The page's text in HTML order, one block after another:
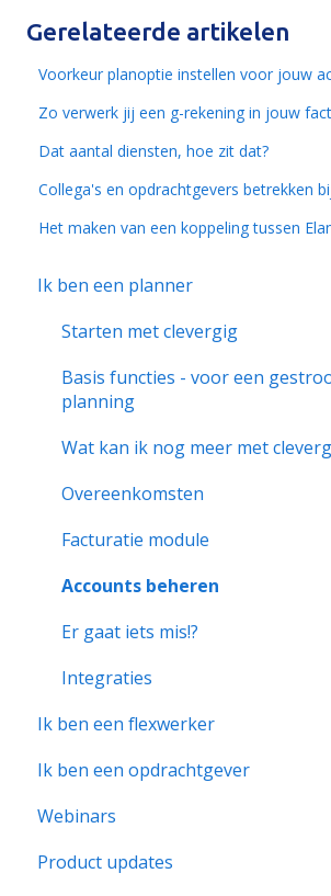
Gerelateerde artikelen
Voorkeur planoptie instellen voor jouw
Zo verwerk jij een g-rekening in jouw
Dat aantal diensten, hoe zit dat?
Collega's en opdrachtgevers betrekken
Het maken van een koppeling tussen
Ik ben een planner
Starten met clevergig
Basis functies - voor een
planning
Wat kan ik nog meer met
Overeenkomsten
Facturatie module
Accounts beheren
Er gaat iets mis!?
Integraties
Ik ben een flexwerker
Starten met clevergig
Er gaat iets mis!?
Yes ik ben opgestart! Wat kan ik
Ik ben een opdrachtgever
Starten met clevergig
Webinars
Product updates
Product updates